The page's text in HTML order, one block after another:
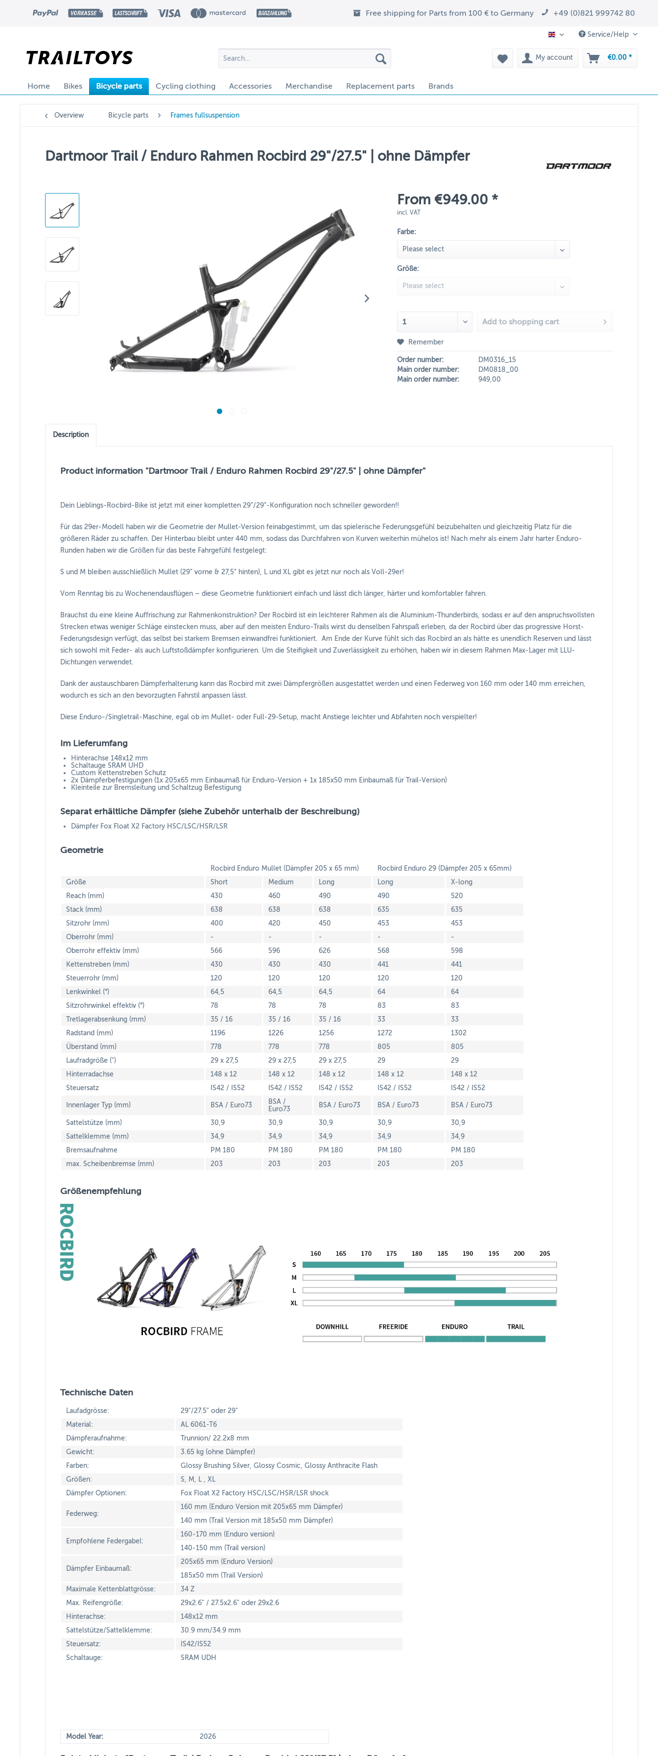
Free shipping for Parts from 100 € to Germany +49 (0)821 999742 80
EN Service/Help
My account €0.00 *
Home Bikes Bicycle parts Cycling clothing Accessories Merchandise Replacement parts Brands
Overview Bicycle parts Frames fullsuspension
Dartmoor Trail / Enduro Rahmen Rocbird 29"/27.5" | ohne Dämpfer
From €949.00 *
incl. VAT
Farbe:
Größe:
Add to shopping cart
Remember
Order number:
DM0316_15
Main order number:
DM0818_00
Main order number:
949,00
Description
Product information "Dartmoor Trail / Enduro Rahmen Rocbird 29"/27.5" | ohne Dämpfer"
Dein Lieblings-Rocbird-Bike ist jetzt mit einer kompletten 29”/29”-Konfiguration noch schneller geworden!!
Für das 29er-Modell haben wir die Geometrie der Mullet-Version feinabgestimmt, um das spielerische Federungsgefühl beizubehalten und gleichzeitig Platz für die
größeren Räder zu schaffen. Der Hinterbau bleibt unter 440 mm, sodass das Durchfahren von Kurven weiterhin mühelos ist! Nach mehr als einem Jahr harter Enduro-
Runden haben wir die Größen für das beste Fahrgefühl festgelegt:
S und M bleiben ausschließlich Mullet (29” vorne & 27,5” hinten), L und XL gibt es jetzt nur noch als Voll-29er!
Vom Renntag bis zu Wochenendausflügen – diese Geometrie funktioniert einfach und lässt dich länger, härter und komfortabler fahren.
Brauchst du eine kleine Auffrischung zur Rahmenkonstruktion? Der Rocbird ist ein leichterer Rahmen als die Aluminium-Thunderbirds, sodass er auf den anspruchsvollsten
Strecken etwas weniger Schläge einstecken muss, aber auf den meisten Enduro-Trails wirst du denselben Fahrspaß erleben, da der Rocbird über das progressive Horst-
Federungsdesign verfügt, das selbst bei starkem Bremsen einwandfrei funktioniert. Am Ende der Kurve fühlt sich das Rocbird an als hätte es unendlich Reserven und lässt
sich sowohl mit Feder- als auch Luftstoßdämpfer konfigurieren. Um die Steifigkeit und Zuverlässigkeit zu erhöhen, haben wir in diesem Rahmen Max-Lager mit LLU-
Dichtungen verwendet.
Dank der austauschbaren Dämpferhalterung kann das Rocbird mit zwei Dämpfergrößen ausgestattet werden und einen Federweg von 160 mm oder 140 mm erreichen,
wodurch es sich an den bevorzugten Fahrstil anpassen lässt.
Diese Enduro-/Singletrail-Maschine, egal ob im Mullet- oder Full-29-Setup, macht Anstiege leichter und Abfahrten noch verspielter!
Im Lieferumfang
Hinterachse 148x12 mm
Schaltauge SRAM UHD
Custom Kettenstreben Schutz
2x Dämpferbefestigungen (1x 205x65 mm Einbaumaß für Enduro-Version + 1x 185x50 mm Einbaumaß für Trail-Version)
Kleinteile zur Bremsleitung und Schaltzug Befestigung
Separat erhältliche Dämpfer (siehe Zubehör unterhalb der Beschreibung)
Dämpfer Fox Float X2 Factory HSC/LSC/HSR/LSR
Geometrie
Rocbird Enduro Mullet (Dämpfer 205 x 65 mm)
Rocbird Enduro 29 (Dämpfer 205 x 65mm)
Größe
Short Medium Long Long
X-long
Reach (mm)
430 460 490 490
520
Stack (mm)
638 638 638 635
635
Sitzrohr (mm)
400 420 450 453
453
Oberrohr (mm)
- - - -
-
Oberrohr effektiv (mm)
566 596 626 568
598
Kettenstreben (mm)
430 430 430 441
441
Steuerrohr (mm)
120 120 120 120
120
Lenkwinkel (°)
64,5 64,5 64,5 64
64
Sitzrohrwinkel effektiv (°)
78 78 78 83
83
Tretlagerabsenkung (mm)
35 / 16 35 / 16 35 / 16 33
33
Radstand (mm)
1196 1226 1256 1272
1302
Überstand (mm)
778 778 778 805
805
Laufradgröße (")
29 x 27,5 29 x 27,5 29 x 27,5 29
29
Hinterradachse
148 x 12 148 x 12 148 x 12 148 x 12
148 x 12
Steuersatz
IS42 / IS52 IS42 / IS52 IS42 / IS52 IS42 / IS52 IS42 / IS52
Innenlager Typ (mm) BSA / Euro73
BSA /
Euro73
BSA / Euro73 BSA / Euro73 BSA / Euro73
Sattelstütze (mm) 30,9 30,9 30,9 30,9
30,9
Sattelklemme (mm)
34,9 34,9 34,9 34,9
34,9
Bremsaufnahme
PM 180 PM 180 PM 180 PM 180
PM 180
max. Scheibenbremse (mm)
203 203 203 203 203
Größenempfehlung
Technische Daten
Laufadgrösse:
29"/27.5" oder 29"
Material:
AL 6061-T6
Dämpferaufnahme:
Trunnion/ 22.2x8 mm
Gewicht:
3.65 kg (ohne Dämpfer)
Farben:
Glossy Brushing Silver, Glossy Cosmic, Glossy Anthracite Flash
Größen:
S, M, L , XL
Dämpfer Optionen:
Fox Float X2 Factory HSC/LSC/HSR/LSR shock
Federweg:
160 mm (Enduro Version mit 205x65 mm Dämpfer)
140 mm (Trail Version mit 185x50 mm Dämpfer)
Empfohlene Federgabel:
160-170 mm (Enduro version)
140-150 mm (Trail version)
Dämpfer Einbaumaß:
205x65 mm (Enduro Version)
185x50 mm (Trail Version)
Maximale Kettenblattgrösse:
34 Z
Max. Reifengröße:
29x2.6" / 27.5x2.6" oder 29x2.6
Hinterachse:
148x12 mm
Sattelstütze/Sattelklemme:
30.9 mm/34.9 mm
Steuersatz:
IS42/IS52
Schaltauge:
SRAM UDH
Model Year: 2026